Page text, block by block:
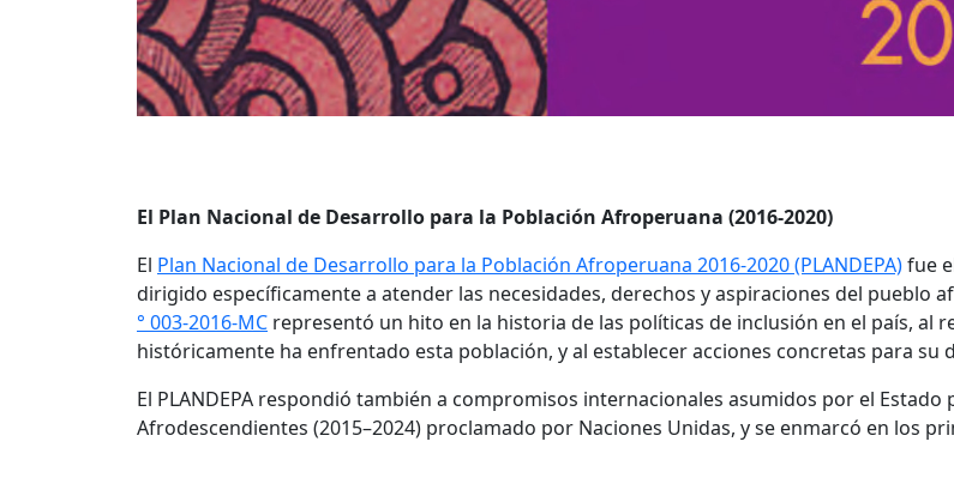
El Plan Nacional de Desarrollo para la Población Afroperuana (2016-2020)
El Plan Nacional de Desarrollo para la Población Afroperuana 2016-2020 (PLANDEPA)fue
dirigido específicamente a atender las necesidades, derechos y aspiraciones del pueblo
° 003-2016-MC representó un hito en la historia de las políticas de inclusión en el país, al
históricamente ha enfrentado esta población, y al establecer acciones concretas para
El PLANDEPA respondió también a compromisos internacionales asumidos por el
Afrodescendientes (2015–2024) proclamado por Naciones Unidas, y se enmarcó en los